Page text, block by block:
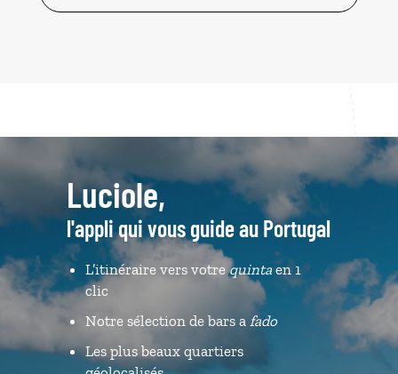
Luciole,
l'appli qui vous guide au Portugal
L’itinéraire vers votrequintaen 1
clic
Notre sélection de bars a fado
Les plus beaux quartiers